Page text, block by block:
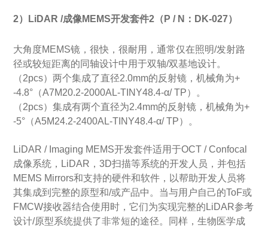
2）LiDAR /成像MEMS开发套件2（P / N：DK-027）
大角度MEMS镜 ，很快，很耐用，通常仅在照明/发射路
径或较短距离的同轴设计中用于双轴/双基地设计。
（2pcs）两个集成了直径2.0mm的反射镜，机械角为+
-4.8°（A7M20.2-2000AL-TINY48.4-α/ TP）。
（2pcs）集成有两个直径为2.4mm的反射镜，机械角为+
-5°（A5M24.2-2400AL-TINY48.4-α/ TP）。
LiDAR / Imaging MEMS开发套件适用于OCT / Confocal
成像系统，LiDAR，3D扫描等系统的开发人员，并包括
MEMS Mirrors和支持的硬件和软件，以帮助开发人员将
其集成到完整的原型和/或产品中。当与用户自己的ToF或
FMCW接收器结合使用时，它们为实现完整的LiDAR参考
设计/原型系统提供了非常短的途径。同样，生物医学成